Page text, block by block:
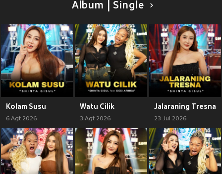
Album | Single
Kolam Susu
6 Agt 2026
Watu Cilik
3 Agt 2026
Jalaraning Tresna
23 Jul 2026